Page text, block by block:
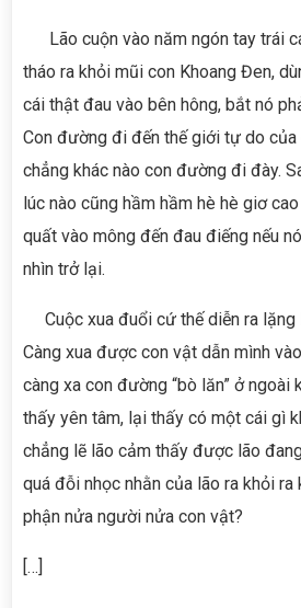
Lão cuộn vào năm ngón tay trái
tháo ra khỏi mũi con Khoang Đen,
cái thật đau vào bên hông, bắt nó
Con đường đi đến thế giới tự do
chẳng khác nào con đường đi đày.
lúc nào cũng hầm hầm hè hè giơ
quất vào mông đến đau điếng nếu
nhìn trở lại.
Cuộc xua đuổi cứ thế diễn ra lặng
Càng xua được con vật dẫn mình
càng xa con đường “bò lăn” ở ngoài
thấy yên tâm, lại thấy có một cái gì
chẳng lẽ lão cảm thấy được lão
quá đỗi nhọc nhằn của lão ra khỏi
phận nửa người nửa con vật?
[…]